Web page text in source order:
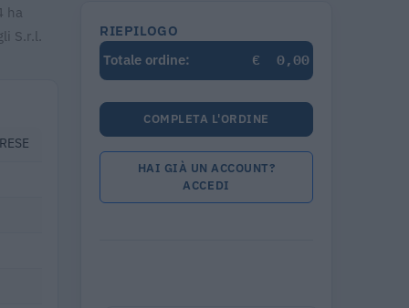
ha
S.r.l.
RIEPILOGO
Totale ordine:
€ 0,00
COMPLETA L'ORDINE
HAI GIÀ UN ACCOUNT?
ACCEDI